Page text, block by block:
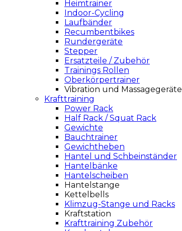
Heimtrainer
Indoor-Cycling
Laufbänder
Recumbentbikes
Rundergeräte
Stepper
Ersatzteile / Zubehör
Trainings Rollen
Oberkörpertrainer
Vibration und Massagegeräte
Krafttraining
Power Rack
Half Rack / Squat Rack
Gewichte
Bauchtrainer
Gewichtheben
Hantel und Schbeinständer
Hantelbänke
Hantelscheiben
Hantelstange
Kettelbells
Klimzug-Stange und Racks
Kraftstation
Krafttraining Zubehör